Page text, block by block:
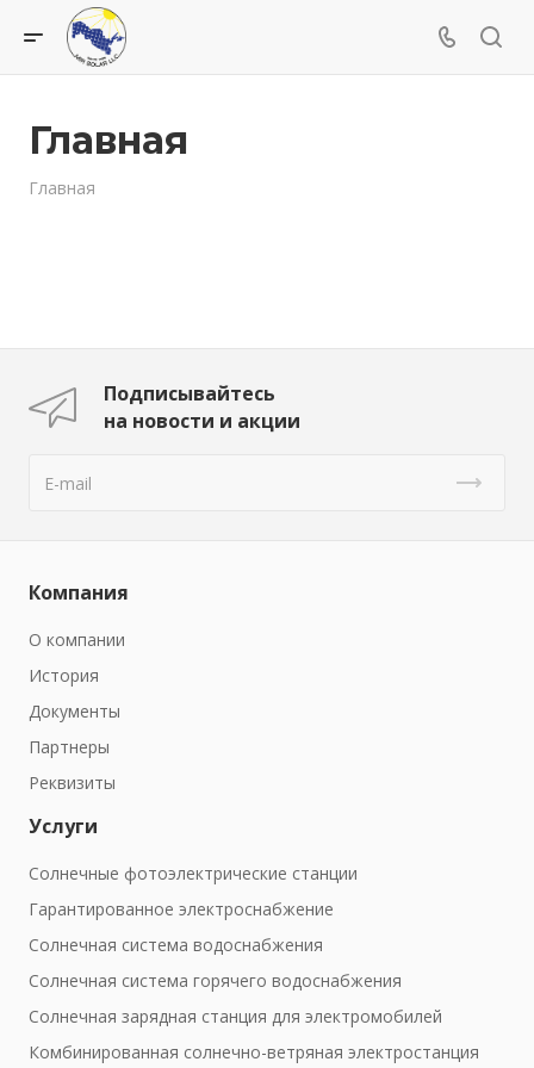
Главная
Главная
Подписывайтесь
на новости и акции
Компания
О компании
История
Документы
Партнеры
Реквизиты
Услуги
Солнечные фотоэлектрические станции
Гарантированное электроснабжение
Солнечная система водоснабжения
Солнечная система горячего водоснабжения
Солнечная зарядная станция для электромобилей
Комбинированная солнечно-ветряная электростанция